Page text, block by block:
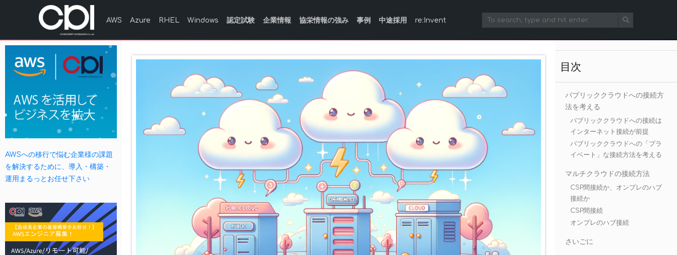
AWS Azure RHEL Windows 認定試験 企業情報 協栄情報の強み 事例 中途採用 re:Invent
AWSへの移行で悩む企業様の課題
を解決するために、導入・構築・
運用まるっとお任せ下さい
目次
パブリッククラウドへの接続方
法を考える
パブリッククラウドへの接続は
インターネット接続が前提
パブリッククラウドへの「プラ
イベート」な接続方法を考える
マルチクラウドの接続方法
CSP間接続か、オンプレのハブ
接続か
CSP間接続
オンプレのハブ接続
さいごに